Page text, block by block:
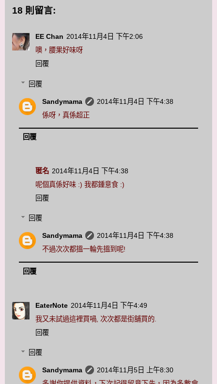
18 則留言:
EE Chan 2014年11月4日 下午2:06
噢，腰果好味呀
回覆
回覆
Sandymama
2014年11月4日 下午4:38
係呀，真係超正
回覆
匿名 2014年11月4日 下午4:38
呢個真係好味 :) 我都鍾意食 :)
回覆
回覆
Sandymama
2014年11月4日 下午4:38
不過次次都搵一輪先搵到呢!
回覆
EaterNote 2014年11月4日 下午4:49
我又未試過這裡買喎, 次次都是街舖買的.
回覆
回覆
Sandymama
2014年11月5日 上午8:30